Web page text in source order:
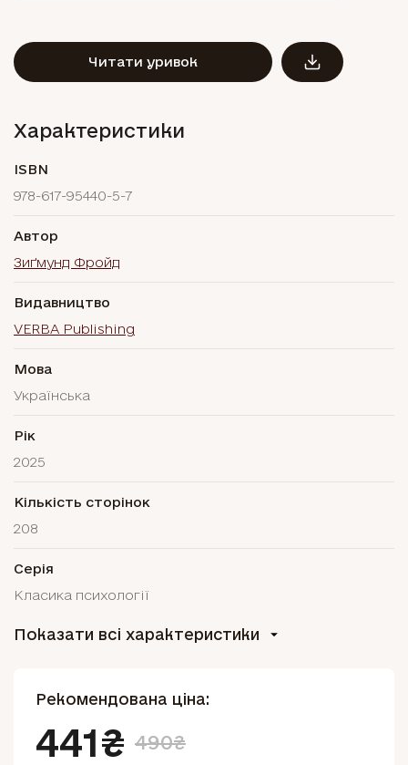
Читати уривок
Характеристики
ISBN
978-617-95440-5-7
Автор
Зиґмунд Фройд
Видавництво
VERBA Publishing
Мова
Українська
Рік
2025
Кількість сторінок
208
Серія
Класика психології
Показати всі характеристики
Рекомендована ціна:
441₴ 490₴